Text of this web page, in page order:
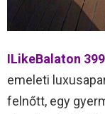
ILikeBalaton 399
emeleti
felnőtt, egy